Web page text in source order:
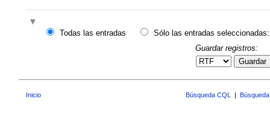
Todas las entradas
Sólo las entradas seleccionadas:
Guardar registros:
Guardar
Inicio Búsqueda CQL